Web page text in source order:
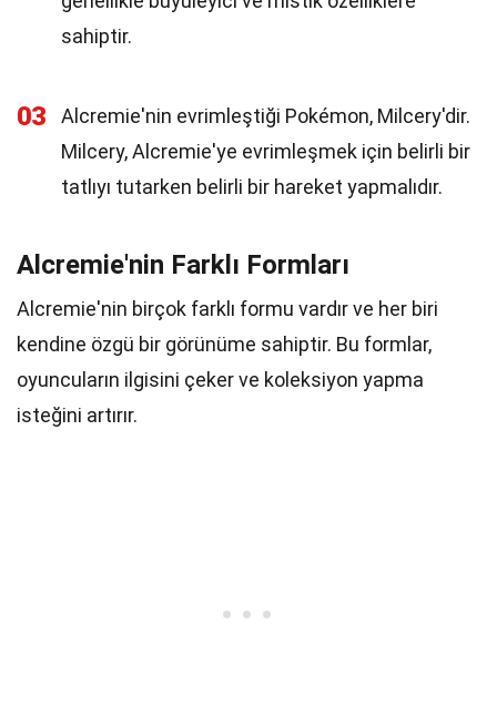
sahiptir.
03
Alcremie'nin evrimleştiği Pokémon, Milcery'dir.
Milcery, Alcremie'ye evrimleşmek için belirli bir
tatlıyı tutarken belirli bir hareket yapmalıdır.
Alcremie'nin Farklı Formları
Alcremie'nin birçok farklı formu vardır ve her biri
kendine özgü bir görünüme sahiptir. Bu formlar,
oyuncuların ilgisini çeker ve koleksiyon yapma
isteğini artırır.